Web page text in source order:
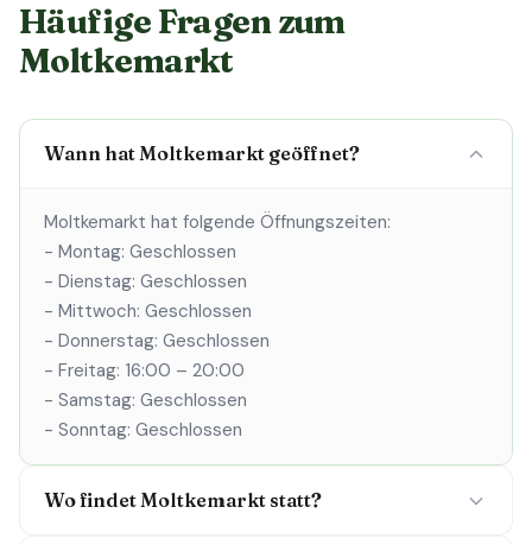
Häufige Fragen zum
Moltkemarkt
Wann hat Moltkemarkt geöffnet?
Moltkemarkt hat folgende Öffnungszeiten:
- Montag: Geschlossen
- Dienstag: Geschlossen
- Mittwoch: Geschlossen
- Donnerstag: Geschlossen
- Freitag: 16:00 – 20:00
- Samstag: Geschlossen
- Sonntag: Geschlossen
Wo findet Moltkemarkt statt?